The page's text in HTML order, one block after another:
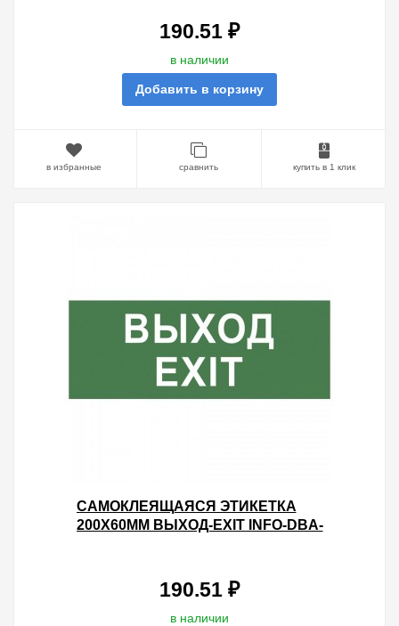
190.51 ₽
в наличии
Добавить в корзину
в избранные сравнить купить в 1 клик
САМОКЛЕЯЩАЯСЯ ЭТИКЕТКА
200Х60ММ ВЫХОД-EXIT INFO-DBA-
190.51 ₽
в наличии